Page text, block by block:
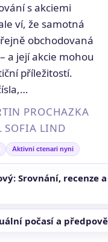
s akciemi
ví, že samotná
obchodovaná
a její akcie mohou
příležitostí.
PROCHAZKA
SOFIA LIND
Aktivni ctenari nyni
Srovnání, recenze
počasí a